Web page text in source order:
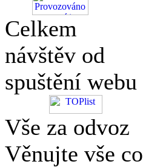
Celkem
návštěv od
spuštění webu
Vše za odvoz
Věnujte vše co